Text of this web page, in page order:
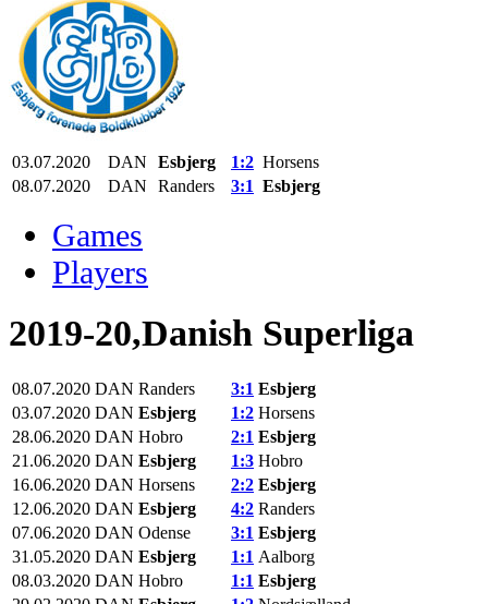
03.07.2020 DAN Esbjerg 1:2 Horsens
08.07.2020
DAN Randers 3:1 Esbjerg
Games
Players
2019-20,Danish Superliga
08.07.2020 DAN Randers 3:1 Esbjerg
03.07.2020 DAN Esbjerg 1:2 Horsens
28.06.2020 DAN Hobro 2:1 Esbjerg
21.06.2020 DAN Esbjerg 1:3 Hobro
16.06.2020 DAN Horsens 2:2 Esbjerg
12.06.2020 DAN Esbjerg 4:2 Randers
07.06.2020 DAN Odense 3:1 Esbjerg
31.05.2020 DAN Esbjerg 1:1 Aalborg
08.03.2020 DAN Hobro 1:1 Esbjerg